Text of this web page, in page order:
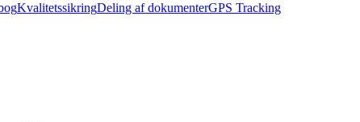
KvalitetssikringDeling af dokumenterGPS Tracking